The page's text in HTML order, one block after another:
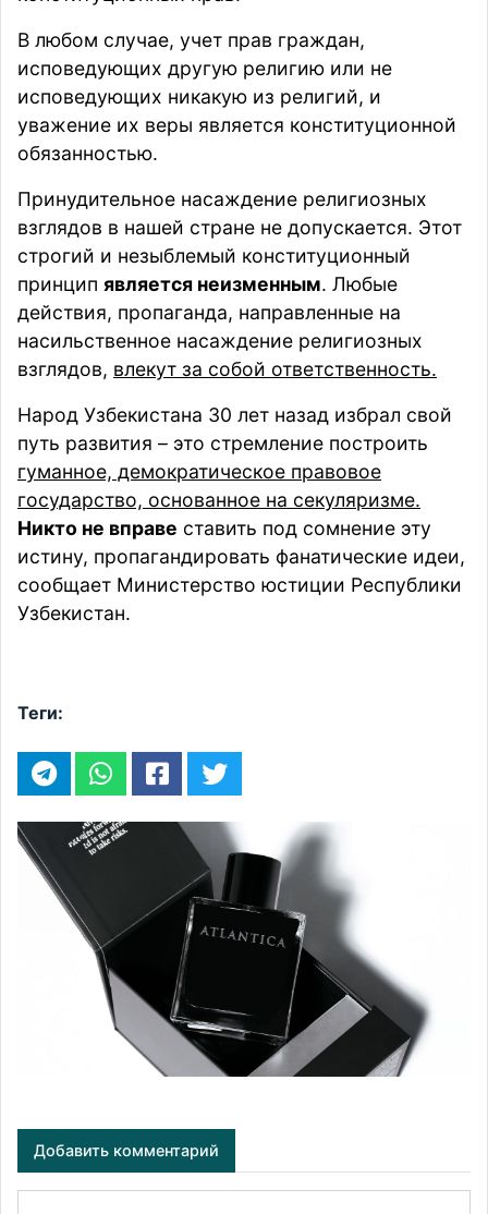
В любом случае, учет прав граждан,
исповедующих другую религию или не
исповедующих никакую из религий, и
уважение их веры является конституционной
обязанностью.
Принудительное насаждение религиозных
взглядов в нашей стране не допускается. Этот
строгий и незыблемый конституционный
принцип является неизменным. Любые
действия, пропаганда, направленные на
насильственное насаждение религиозных
взглядов, влекут за собой ответственность.
Народ Узбекистана 30 лет назад избрал свой
путь развития – это стремление построить
гуманное, демократическое правовое
государство, основанное на секуляризме.
Никто не вправе ставить под сомнение эту
истину, пропагандировать фанатические идеи,
сообщает Министерство юстиции Республики
Узбекистан.
Теги:
Добавить комментарий